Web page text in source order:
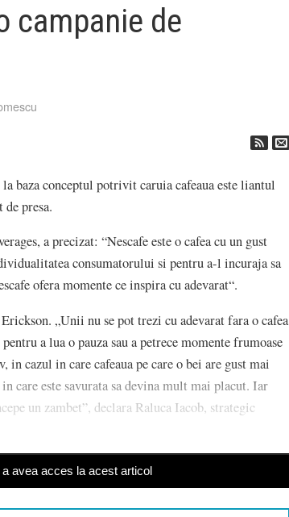
campanie de
baza conceptul potrivit caruia cafeaua este liantul
presa.
a precizat: “Nescafe este o cafea cu un gust
consumatorului si pentru a-l incuraja sa
ofera momente ce inspira cu adevarat“.
„Unii nu se pot trezi cu adevarat fara o cafea
a lua o pauza sau a petrece momente frumoase
cazul in care cafeaua pe care o bei are gust mai
care este savurata sa devina mult mai placut. Iar
un zambet”, declara Raluca Iacob, strategic
avea acces la acest articol